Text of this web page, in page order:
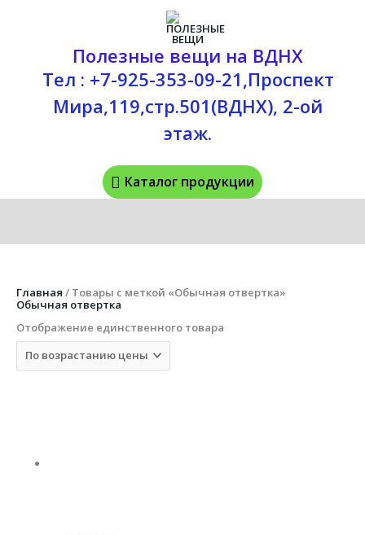
Полезные вещи на ВДНХ
Тел : +7-925-353-09-21,Проспект
Мира,119,стр.501(ВДНХ), 2-ой
этаж.
Каталог
продукции
Каталог продукции
Главная / Товары с меткой «Обычная отвертка»
Обычная отвертка
Отображение единственного товара